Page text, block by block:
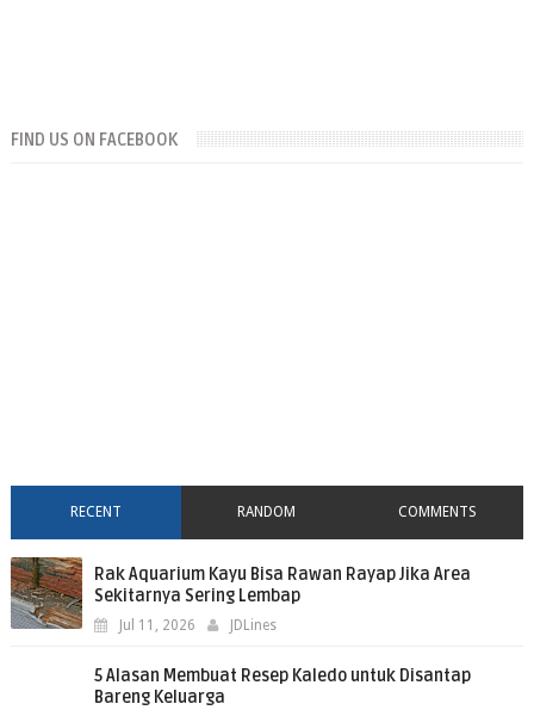
FIND US ON FACEBOOK
RECENT RANDOM COMMENTS
Rak Aquarium Kayu Bisa Rawan Rayap Jika Area
Sekitarnya Sering Lembap
Jul 11, 2026 JDLines
5 Alasan Membuat Resep Kaledo untuk Disantap
Bareng Keluarga